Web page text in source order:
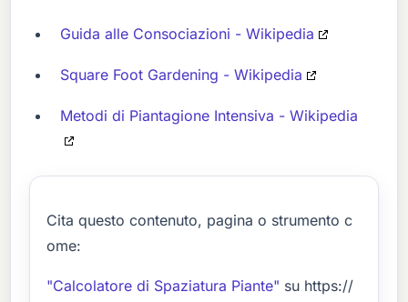
Guida alle Consociazioni - Wikipedia
Square Foot Gardening - Wikipedia
Metodi di Piantagione Intensiva - Wikipedia
Cita questo contenuto, pagina o strumento c
ome:
"Calcolatore di Spaziatura Piante" su https://